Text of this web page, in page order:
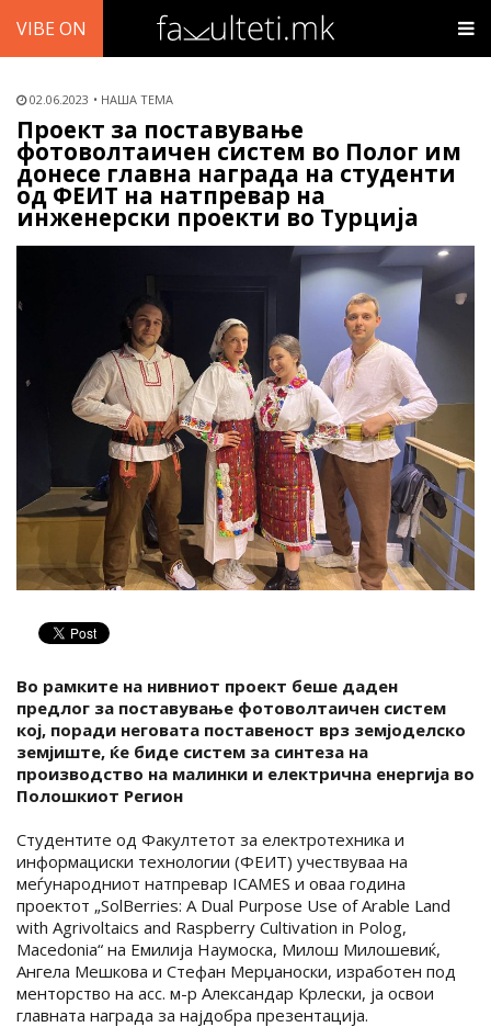
VIBE ON
02.06.2023 НАША ТЕМА
Проект за поставување
фотоволтаичен систем во Полог им
донесе главна награда на студенти
од ФЕИТ на натпревар на
инженерски проекти во Турција
Во рамките на нивниот проект беше даден
предлог за поставување фотоволтаичен систем
кој, поради неговата поставеност врз земјоделско
земјиште, ќе биде систем за синтеза на
производство на малинки и електрична енергија во
Полошкиот Регион
Студентите од Факултетот за електротехника и
информациски технологии (ФЕИТ) учествуваа на
меѓународниот натпревар ICAMES и оваа година
проектот „SolBerries: A Dual Purpose Use of Arable Land
with Agrivoltaics and Raspberry Cultivation in Polog,
Macedonia“ на Емилија Наумоска, Милош Милошевиќ,
Ангела Мешкова и Стефан Мерџаноски, изработен под
менторство на асс. м-р Александар Крлески, ја освои
главната награда за најдобра презентација.